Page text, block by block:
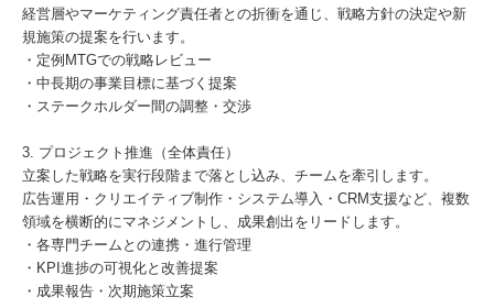
経営層やマーケティング責任者との折衝を通じ、戦略方針の決定や新
規施策の提案を行います。
・定例MTGでの戦略レビュー
・中長期の事業目標に基づく提案
・ステークホルダー間の調整・交渉
3. プロジェクト推進（全体責任）
立案した戦略を実行段階まで落とし込み、チームを牽引します。
広告運用・クリエイティブ制作・システム導入・CRM支援など、複数
領域を横断的にマネジメントし、成果創出をリードします。
・各専門チームとの連携・進行管理
・KPI進捗の可視化と改善提案
・成果報告・次期施策立案